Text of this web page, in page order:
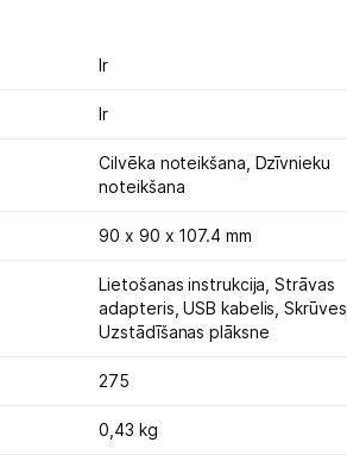
Ir
Ir
Cilvēka noteikšana, Dzīvnieku
noteikšana
90 x 90 x 107.4 mm
Lietošanas instrukcija,Strāvas
adapteris,USB kabelis,Skrūves,
Uzstādīšanas plāksne
275
0,43 kg